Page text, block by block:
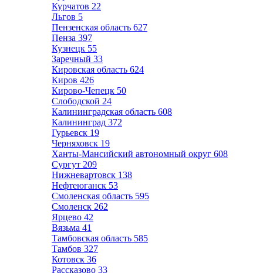
Курчатов 22
Льгов 5
Пензенская область 627
Пенза 397
Кузнецк 55
Заречный 33
Кировская область 624
Киров 426
Кирово-Чепецк 50
Слободской 24
Калининградская область 608
Калининград 372
Гурьевск 19
Черняховск 19
Ханты-Мансийский автономный округ 608
Сургут 209
Нижневартовск 138
Нефтеюганск 53
Смоленская область 595
Смоленск 262
Ярцево 42
Вязьма 41
Тамбовская область 585
Тамбов 327
Котовск 36
Рассказово 33